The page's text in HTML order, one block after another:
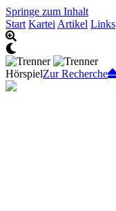
Springe zum Inhalt
Start Kartei Artikel Links
HörspielZur Recherche